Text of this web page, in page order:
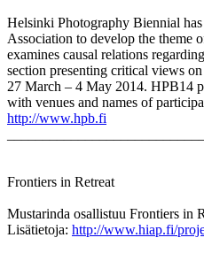
Helsinki Photography Biennial
Association to develop the theme
examines causal relations
section presenting critical views
27 March – 4 May 2014. HPB14
with venues and names of
http://www.hpb.fi
Frontiers in Retreat
Mustarinda osallistuu Frontiers in
Lisätietoja: http://www.hiap.fi/